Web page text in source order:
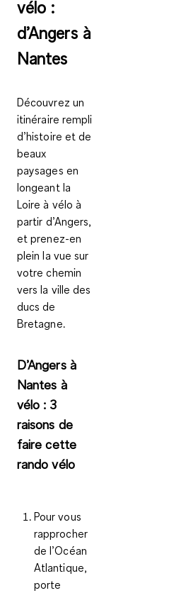
vélo :
d’Angers à
Nantes
Découvrez un
itinéraire rempli
d’histoire et de
beaux
paysages en
longeant la
Loire à vélo à
partir d’Angers,
et prenez-en
plein la vue sur
votre chemin
vers la ville des
ducs de
Bretagne.
D’Angers à
Nantes à
vélo : 3
raisons de
faire cette
rando vélo
Pour vous
rapprocher
del’Océan
Atlantique,
porte